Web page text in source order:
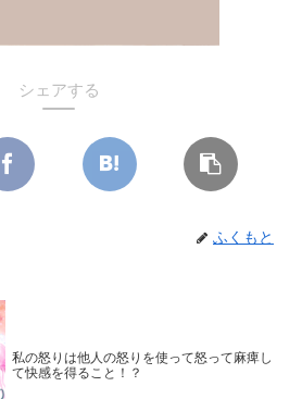
シェアする
ふくもと
私の怒りは他人の怒りを使って怒って麻痺し
て快感を得ること！？